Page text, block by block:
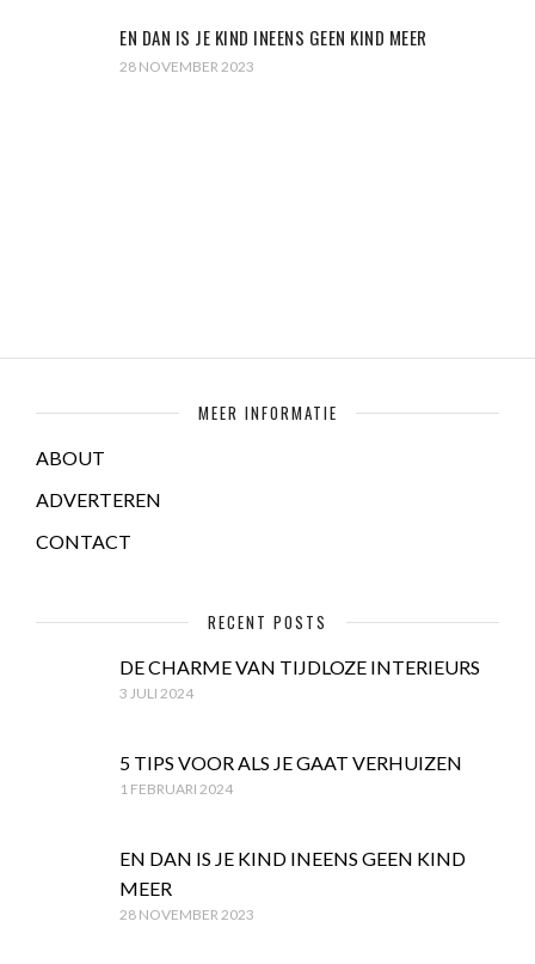
EN DAN IS JE KIND INEENS GEEN KIND MEER
28 NOVEMBER 2023
MEER INFORMATIE
ABOUT
ADVERTEREN
CONTACT
RECENT POSTS
DE CHARME VAN TIJDLOZE INTERIEURS
3 JULI 2024
5 TIPS VOOR ALS JE GAAT VERHUIZEN
1 FEBRUARI 2024
EN DAN IS JE KIND INEENS GEEN KIND
MEER
28 NOVEMBER 2023